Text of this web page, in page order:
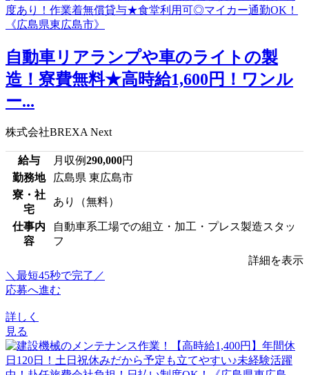
自動車リアランプや車のライトの製
造！寮費無料★高時給1,600円！ワンル
ー...
株式会社BREXA Next
給与 月収例290,000円
勤務地
広島県 東広島市
寮・社
宅
あり（無料）
仕事内
容
自動車系工場での組立・加工・プレス製造スタッ
フ
詳細を表示
＼最短45秒で完了／
応募へ進む
詳しく
見る